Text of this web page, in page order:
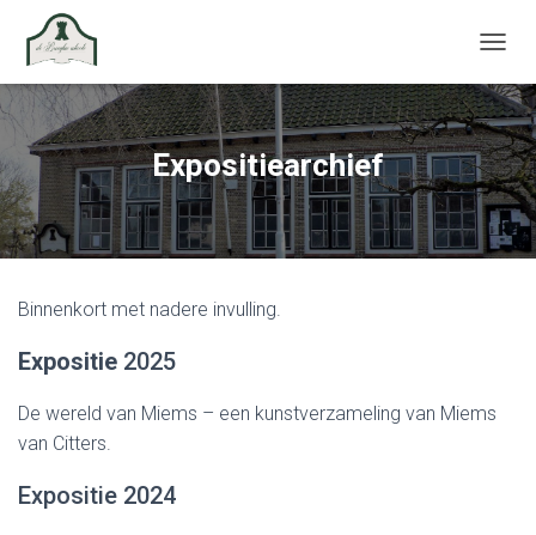
Expositiearchief
Binnenkort met nadere invulling.
Expositie 2025
De wereld van Miems – een kunstverzameling van Miems
van Citters.
Expositie 2024